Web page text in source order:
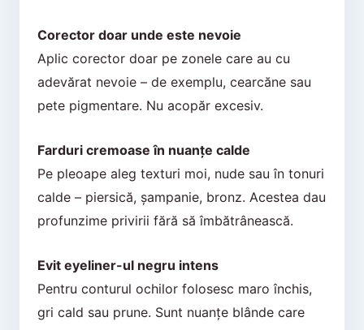
Corector doar unde este nevoie
Aplic corector doar pe zonele care au cu
adevărat nevoie – de exemplu, cearcăne sau
pete pigmentare. Nu acopăr excesiv.
Farduri cremoase în nuanțe calde
Pe pleoape aleg texturi moi, nude sau în tonuri
calde – piersică, șampanie, bronz. Acestea dau
profunzime privirii fără să îmbătrânească.
Evit eyeliner-ul negru intens
Pentru conturul ochilor folosesc maro închis,
gri cald sau prune. Sunt nuanțe blânde care